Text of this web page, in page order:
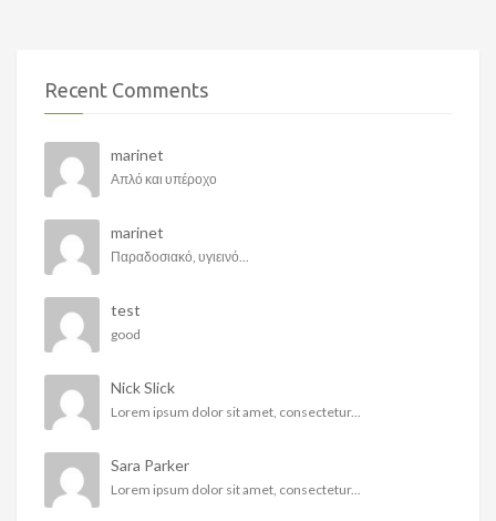
Recent Comments
marinet
Απλό και υπέροχο
marinet
Παραδοσιακό, υγιεινό...
test
good
Nick Slick
Lorem ipsum dolor sit amet, consectetur...
Sara Parker
Lorem ipsum dolor sit amet, consectetur...